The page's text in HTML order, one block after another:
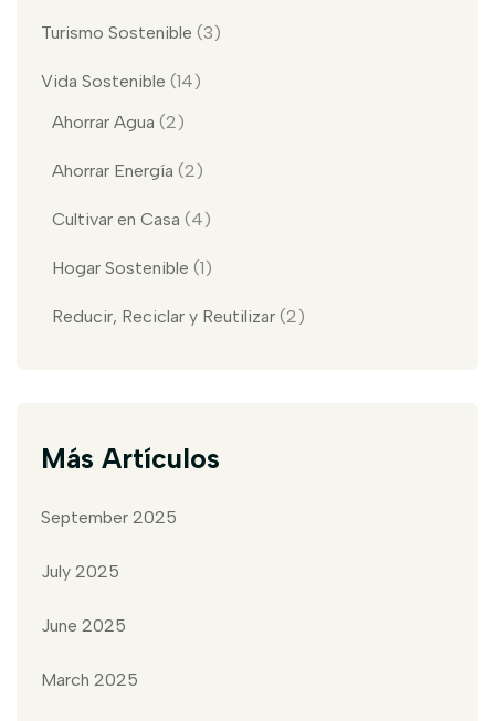
Turismo Sostenible (3)
Vida Sostenible (14)
Ahorrar Agua (2)
Ahorrar Energía (2)
Cultivar en Casa (4)
Hogar Sostenible (1)
Reducir, Reciclar y Reutilizar (2)
Más Artículos
September 2025
July 2025
June 2025
March 2025